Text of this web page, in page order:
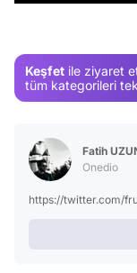
Keşfet ile ziyaret
tüm kategorileri
Fatih
Onedio
https://twitter.com/